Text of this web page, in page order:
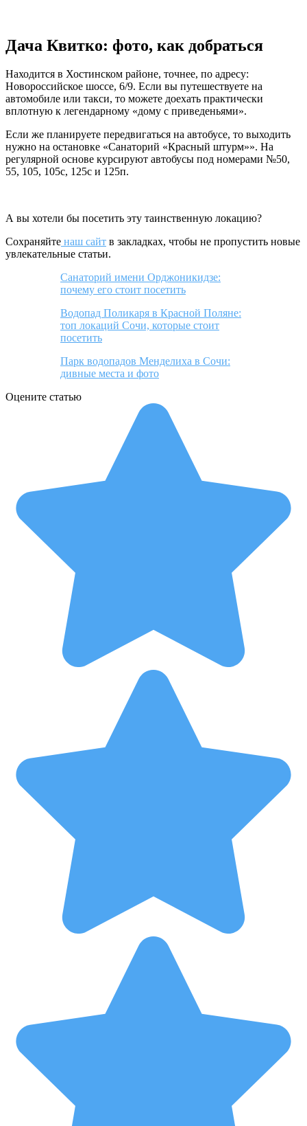
Дача Квитко: фото, как добраться
Находится в Хостинском районе, точнее, по адресу:
Новороссийское шоссе, 6/9. Если вы путешествуете на
автомобиле или такси, то можете доехать практически
вплотную к легендарному «дому с приведеньями».
Если же планируете передвигаться на автобусе, то выходить
нужно на остановке «Санаторий «Красный штурм»». На
регулярной основе курсируют автобусы под номерами №50,
55, 105, 105с, 125с и 125п.
А вы хотели бы посетить эту таинственную локацию?
Сохраняйте наш сайт в закладках, чтобы не пропустить новые
увлекательные статьи.
Санаторий имени Орджоникидзе:
почему его стоит посетить
Водопад Поликаря в Красной Поляне:
топ локаций Сочи, которые стоит
посетить
Парк водопадов Менделиха в Сочи:
дивные места и фото
Оцените статью